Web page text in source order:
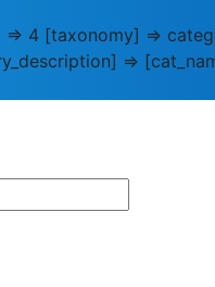
4 [taxonomy] =>
=>